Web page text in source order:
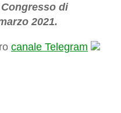
di
2021.
canale Telegram